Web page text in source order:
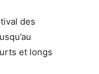
des
et longs